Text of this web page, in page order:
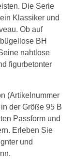
Die Serie
Klassiker und
Ob auf
BH
nahtlose
figurbetonter
(Artikelnummer
der Größe 95 B
Passform und
Erleben Sie
und